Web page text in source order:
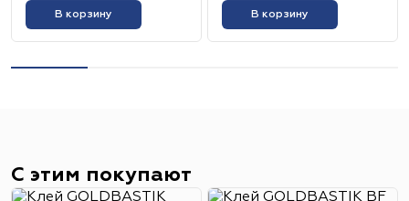
В корзину В корзину
С этим покупают